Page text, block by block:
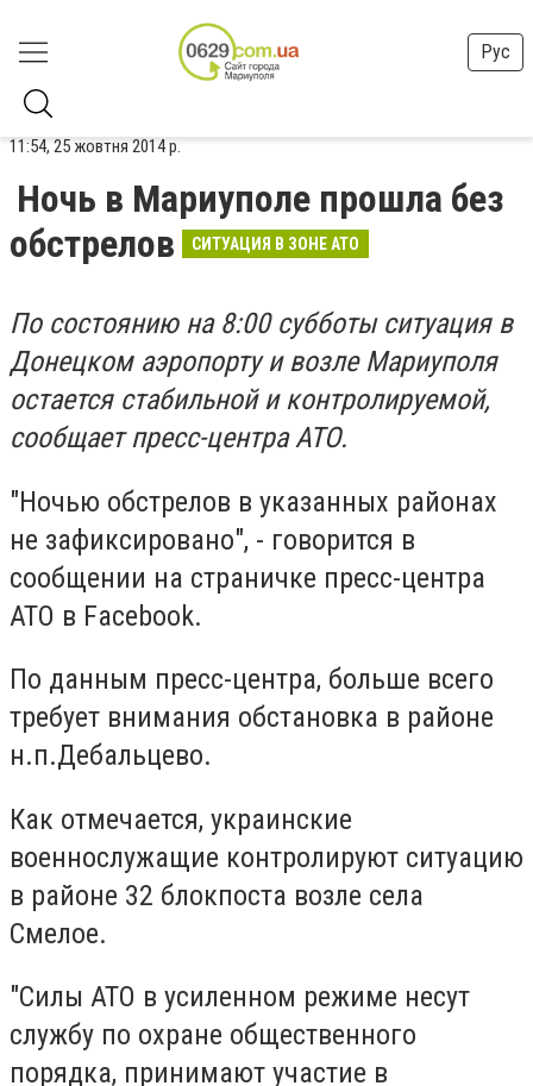
Рус
11:54, 25 жовтня 2014 р.
Ночь в Мариуполе прошла без
обстрелов
СИТУАЦИЯ В ЗОНЕ АТО
По состоянию на 8:00 субботы ситуация в
Донецком аэропорту и возле Мариуполя
остается стабильной и контролируемой,
сообщает пресс-центра АТО.
"Ночью обстрелов в указанных районах
не зафиксировано", - говорится в
сообщении на страничке пресс-центра
АТО в Facebook.
По данным пресс-центра, больше всего
требует внимания обстановка в районе
н.п.Дебальцево.
Как отмечается, украинские
военнослужащие контролируют ситуацию
в районе 32 блокпоста возле села
Смелое.
"Силы АТО в усиленном режиме несут
службу по охране общественного
порядка, принимают участие в